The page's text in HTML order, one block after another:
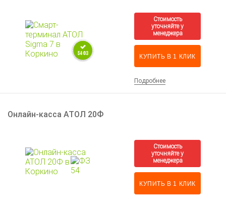
КУПИТЬ В 1 КЛИК
Подробнее
Онлайн-касса АТОЛ 20Ф
КУПИТЬ В 1 КЛИК